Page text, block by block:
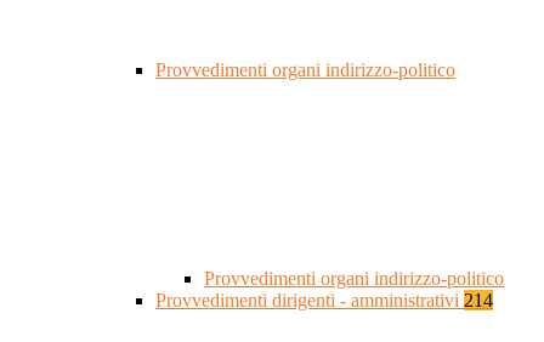
Provvedimenti organi indirizzo-politico
Provvedimenti organi indirizzo-politico
Provvedimenti dirigenti - amministrativi 214